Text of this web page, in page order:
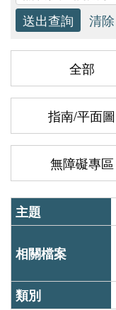
研
究
藏
與
活
出
全部
指南/平面圖
無障礙專區